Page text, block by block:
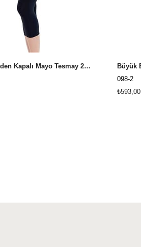
Büyük Beden Kapalı Mayo Tesmay 22098 - Siyah
098-2
₺593,00